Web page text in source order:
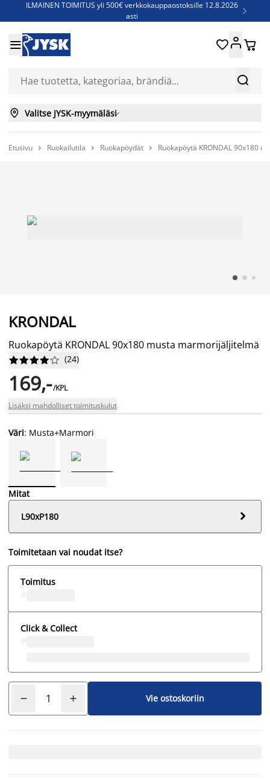
ILMAINEN TOIMITUS yli 500€ verkkokauppaostoksille 12.8.2026
asti

Jenkkisänkyjä - Säästä jopa 60%


 
 Valitse JYSK-myymäläsi
Etusivu  Ruokailutila  Ruokapöydät  Ruokapöytä KRONDAL 90x180
KRONDAL
Ruokapöytä KRONDAL 90x180 musta marmorijäljitelmä





 (24)
169,-/KPL
Lisäksi mahdolliset toimituskulut
Väri: Musta+Marmori
Mitat
L90xP180

Toimitetaan vai noudat itse?
Toimitus
Click & Collect
Vie ostoskoriin